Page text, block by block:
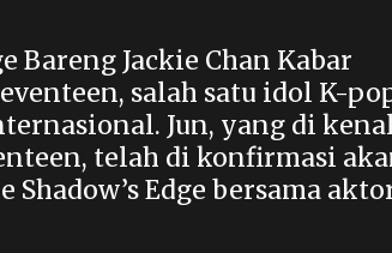
Bareng Jackie Chan Kabar
salah satu idol K-
Jun, yang di
telah di konfirmasi
Edge bersama